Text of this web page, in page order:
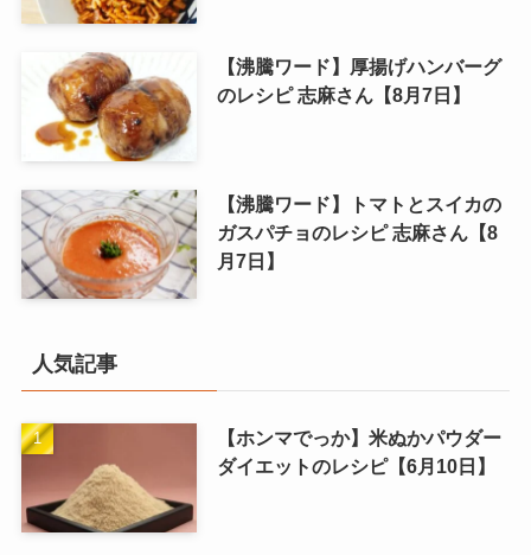
【沸騰ワード】厚揚げハンバーグ
のレシピ 志麻さん【8月7日】
【沸騰ワード】トマトとスイカの
ガスパチョのレシピ 志麻さん【8
月7日】
人気記事
【ホンマでっか】米ぬかパウダー
ダイエットのレシピ【6月10日】